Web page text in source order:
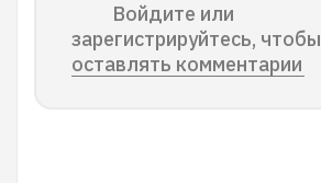
Войдите или
зарегистрируйтесь, чтобы
оставлять комментарии